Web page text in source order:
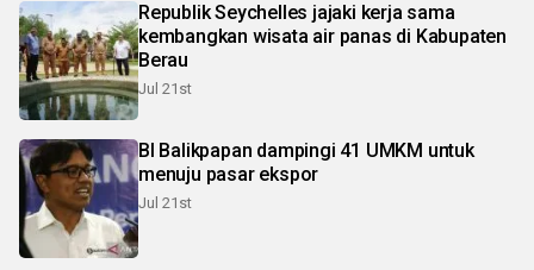
Republik Seychelles jajaki kerja sama
kembangkan wisata air panas di Kabupaten
Berau
Jul 21st
BI Balikpapan dampingi 41 UMKM untuk
menuju pasar ekspor
Jul 21st